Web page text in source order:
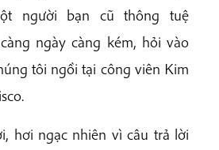
người bạn cũ thông tuệ
ngày càng kém, hỏi vào
tôi ngồi tại công viên Kim
hơi ngạc nhiên vì câu trả lời